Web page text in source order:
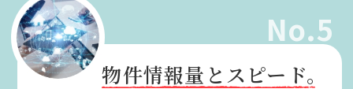
No.5
物件情報量とスピード。